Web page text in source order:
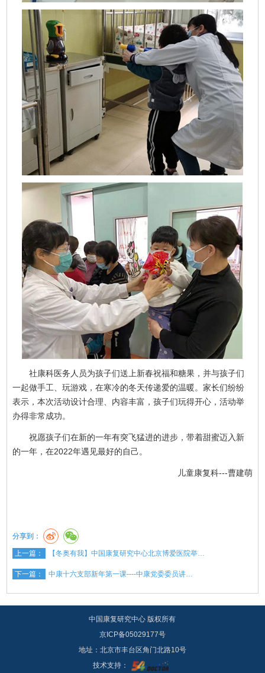
社康科医务人员为孩子们送上新春祝福和糖果，并与孩子们
一起做手工、玩游戏，在寒冷的冬天传递爱的温暖。家长们纷纷
表示，本次活动设计合理、内容丰富，孩子们玩得开心，活动举
办得非常成功。
祝愿孩子们在新的一年有突飞猛进的进步，带着甜蜜迈入新
的一年，在2022年遇见最好的自己。
儿童康复科---曹建萌
分享到：
上一篇： 【冬奥有我】中国康复研究中心北京博爱医院举…
下一篇： 中康十六支部新年第一课----中康党委委员讲…
中国康复研究中心 版权所有
京ICP备05029177号
地址：北京市丰台区角门北路10号
技术支持：